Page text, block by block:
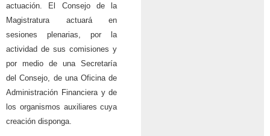
actuación. El Consejo de la
Magistratura actuará en
sesiones plenarias, por la
actividad de sus comisiones y
por medio de una Secretaría
del Consejo, de una Oficina de
Administración Financiera y de
los organismos auxiliares cuya
creación disponga.